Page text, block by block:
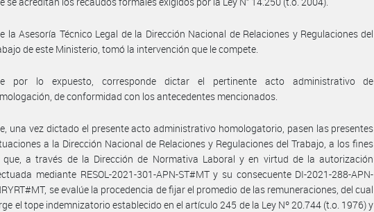
la Asesoría Técnico Legal de la Dirección Nacional de Relaciones y Regulaciones del
de este Ministerio, tomó la intervención que le compete.
por lo expuesto, corresponde dictar el pertinente acto administrativo de
de conformidad con los antecedentes mencionados.
una vez dictado el presente acto administrativo homologatorio, pasen las presentes
a la Dirección Nacional de Relaciones y Regulaciones del Trabajo, a los fines
que, a través de la Dirección de Normativa Laboral y en virtud de la autorización
mediante RESOL-2021-301-APN-ST#MT y su consecuente DI-2021-288-APN-
se evalúe la procedencia de fijar el promedio de las remuneraciones, del cual
el tope indemnizatorio establecido en el artículo 245 de la Ley Nº 20.744 (t.o. 1976) y